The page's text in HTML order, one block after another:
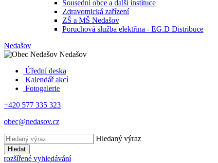
Sousední obce a další instituce
Zdravotnická zařízení
ZŠ a MŠ Nedašov
Poruchová služba elektřina - EG.D Distribuce
Nedašov
Nedašov
Úřední deska
Kalendář akcí
Fotogalerie
+420 577 335 323
obec@nedasov.cz
Hledaný výraz
Hledat
rozšířené vyhledávání